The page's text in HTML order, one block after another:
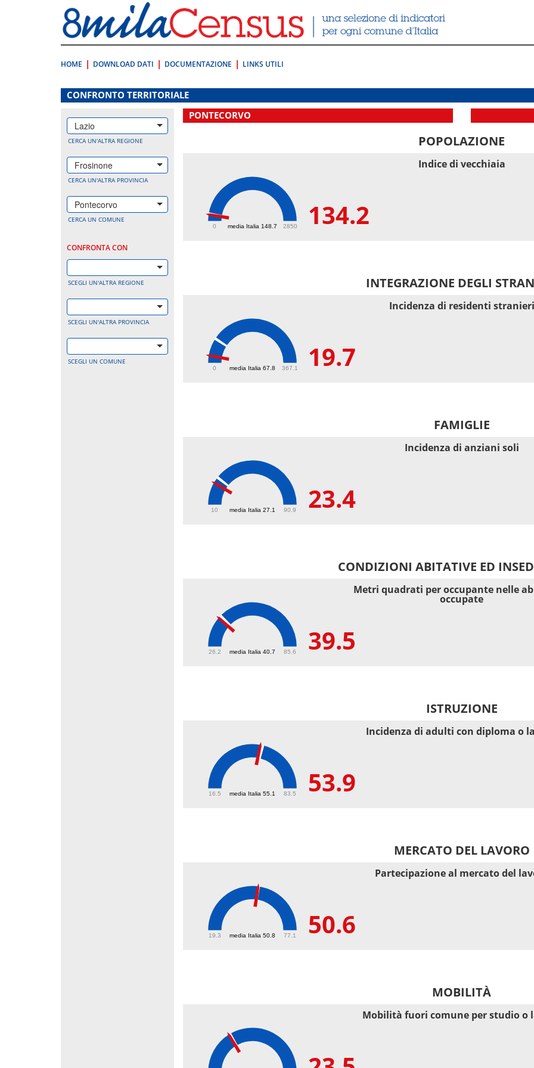
direttamente
a:
Contenuto
HOME DOWNLOAD DATI DOCUMENTAZIONE LINKS UTILI
.
CONFRONTO TERRITORIALE
Lazio
CERCA UN'ALTRA REGIONE
Frosinone
CERCA UN'ALTRA PROVINCIA
Pontecorvo
CERCA UN COMUNE
CONFRONTA CON
SCEGLI UN'ALTRA REGIONE
SCEGLI UN'ALTRA PROVINCIA
SCEGLI UN COMUNE
PONTECORVO
POPOLAZIONE
media Italia 148.7
0 2850 134.2
Indice di vecchiaia
INTEGRAZIONE DEGLI
media Italia 67.8
0 367.1 19.7
Incidenza di residenti stranieri
FAMIGLIE
media Italia 27.1
10 90.9 23.4
Incidenza di anziani soli
CONDIZIONI ABITATIVE ED
media Italia 40.7
26.2 85.6 39.5
Metri quadrati per occupante nelle
occupate
ISTRUZIONE
media Italia 55.1
16.5 83.5 53.9
Incidenza di adulti con diploma o
MERCATO DEL LAVORO
media Italia 50.8
19.3 77.1 50.6
Partecipazione al mercato del
MOBILITÀ
Mobilità fuori comune per studio o